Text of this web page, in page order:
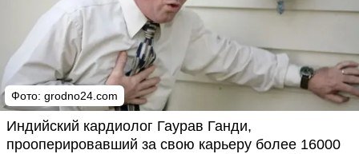
Фото: grodno24.com
Индийский кардиолог Гаурав Ганди,
прооперировавший за свою карьеру более 16000